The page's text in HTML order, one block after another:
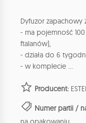
Dyfuzor zapachowy
- ma pojemność
ftalanów),
- działa do 6
- w komplecie ...
Producent:
Numer partii /